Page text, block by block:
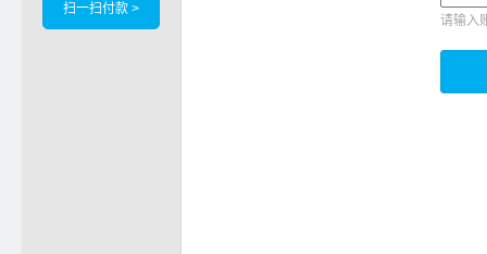
扫一扫付款 >
请输入